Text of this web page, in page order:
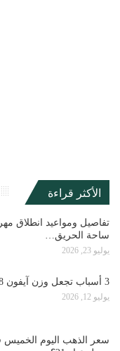
الأكثر قراءة
تفاصيل ومواعيد انطلاق
ساحة الحريق…
يوليو 23, 2026
3 أسباب تجعل وزن آيفون 18 برو ماكس ميزة لا عيبًا
يوليو 12, 2026
سعر الذهب اليوم